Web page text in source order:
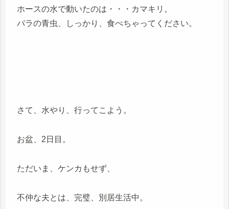
ホースの水で動いたのは・・・カマキリ。
バラの青虫、しっかり、食べちゃってください。
さて、水やり、行ってこよう。
お盆、2日目。
ただいま、ケンカもせず、
不仲な夫とは、完璧、別居生活中。